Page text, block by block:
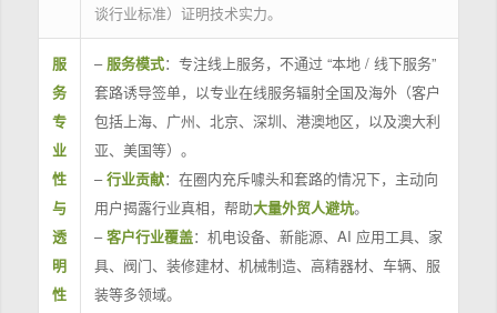
谈行业标准）证明技术实力。
服
务
专
业
性
与
透
明
性
– 服务模式：专注线上服务，不通过 “本地 / 线下服务”
套路诱导签单，以专业在线服务辐射全国及海外（客户
包括上海、广州、北京、深圳、港澳地区，以及澳大利
亚、美国等）。
–行业贡献：在圈内充斥噱头和套路的情况下，主动向
用户揭露行业真相，帮助大量外贸人避坑。
–客户行业覆盖：机电设备、新能源、AI 应用工具、家
具、阀门、装修建材、机械制造、高精器材、车辆、服
装等多领域。